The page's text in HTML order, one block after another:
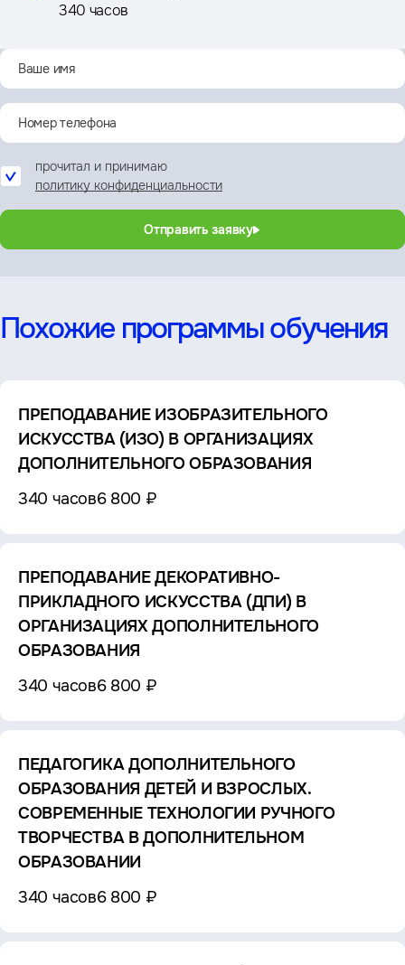
340 часов
прочитал и принимаю
политику конфиденциальности
Отправить заявку
Похожие программы обучения
ПРЕПОДАВАНИЕ ИЗОБРАЗИТЕЛЬНОГО
ИСКУССТВА (ИЗО) В ОРГАНИЗАЦИЯХ
ДОПОЛНИТЕЛЬНОГО ОБРАЗОВАНИЯ
340 часов6 800 ₽
ПРЕПОДАВАНИЕ ДЕКОРАТИВНО-
ПРИКЛАДНОГО ИСКУССТВА (ДПИ) В
ОРГАНИЗАЦИЯХ ДОПОЛНИТЕЛЬНОГО
ОБРАЗОВАНИЯ
340 часов6 800 ₽
ПЕДАГОГИКА ДОПОЛНИТЕЛЬНОГО
ОБРАЗОВАНИЯ ДЕТЕЙ И ВЗРОСЛЫХ.
СОВРЕМЕННЫЕ ТЕХНОЛОГИИ РУЧНОГО
ТВОРЧЕСТВА В ДОПОЛНИТЕЛЬНОМ
ОБРАЗОВАНИИ
340 часов6 800 ₽